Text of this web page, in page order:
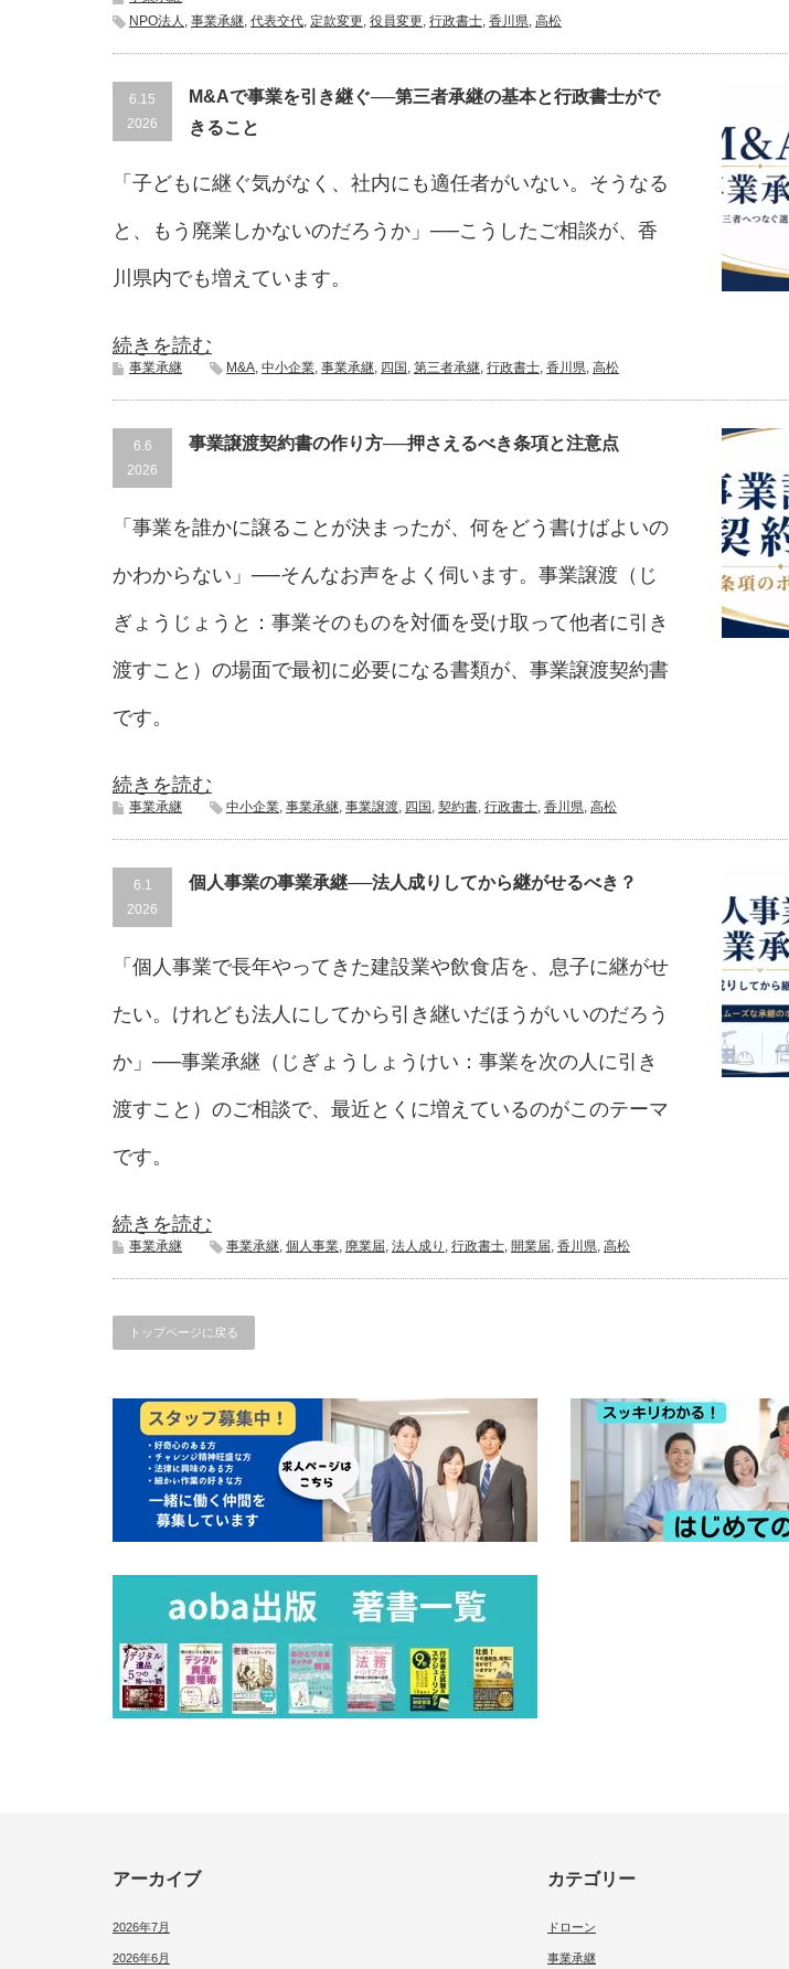
NPO法人 , 事業承継, 代表交代, 定款変更, 役員変更, 行政書士, 香川県, 高松
6.15
2026
M&Aで事業を引き継ぐ──第三者承継の基本と行政書士がで
きること
「子どもに継ぐ気がなく、社内にも適任者がいない。そうなる
と、もう廃業しかないのだろうか」──こうしたご相談が、香
川県内でも増えています。
続きを読む
事業承継 M&A, 中小企業, 事業承継, 四国 , 第三者承継, 行政書士, 香川県, 高松
6.6
2026
事業譲渡契約書の作り方──押さえるべき条項と注意点
「事業を誰かに譲ることが決まったが、何をどう書けばよいの
かわからない」──そんなお声をよく伺います。事業譲渡（じ
ぎょうじょうと：事業そのものを対価を受け取って他者に引き
渡すこと）の場面で最初に必要になる書類が、事業譲渡契約書
です。
続きを読む
事業承継 中小企業, 事業承継, 事業譲渡, 四国 , 契約書, 行政書士, 香川県, 高松
6.1
2026
個人事業の事業承継──法人成りしてから継がせるべき？
「個人事業で長年やってきた建設業や飲食店を、息子に継がせ
たい。けれども法人にしてから引き継いだほうがいいのだろう
か」──事業承継（じぎょうしょうけい：事業を次の人に引き
渡すこと）のご相談で、最近とくに増えているのがこのテーマ
です。
続きを読む
事業承継 事業承継, 個人事業, 廃業届, 法人成り , 行政書士, 開業届, 香川県, 高松
トップページに戻る
アーカイブ
2026年7月
2026年6月
カテゴリー
ドローン
事業承継